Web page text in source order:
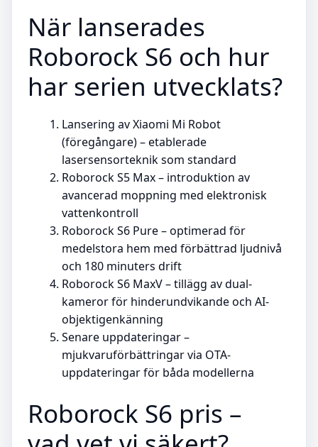
När lanserades
Roborock S6 och hur
har serien utvecklats?
Lansering av Xiaomi Mi Robot
(föregångare) – etablerade
lasersensorteknik som standard
Roborock S5 Max – introduktion av
avancerad moppning med elektronisk
vattenkontroll
Roborock S6 Pure – optimerad för
medelstora hem med förbättrad ljudnivå
och 180 minuters drift
Roborock S6 MaxV – tillägg av dual-
kameror för hinderundvikande och AI-
objektigenkänning
Senare uppdateringar –
mjukvaruförbättringar via OTA-
uppdateringar för båda modellerna
Roborock S6 pris –